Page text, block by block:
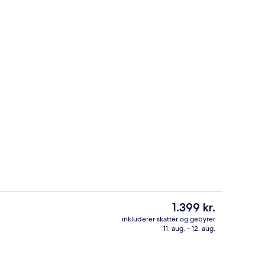
Den
nuværende
pris
1.399 kr.
inkluderer skatter og gebyrer
11. aug. - 12. aug.